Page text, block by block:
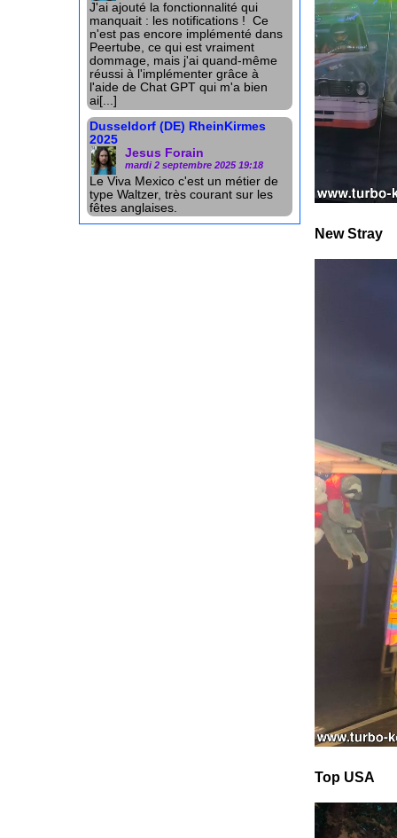
J'ai ajouté la fonctionnalité qui
manquait : les notifications ! Ce
n'est pas encore implémenté dans
Peertube, ce qui est vraiment
dommage, mais j'ai quand-même
réussi à l'implémenter grâce à
l'aide de Chat GPT qui m'a bien
ai[...]
Dusseldorf (DE) RheinKirmes
2025
Jesus Forain
mardi 2 septembre 2025 19:18
Le Viva Mexico c'est un métier de
type Waltzer, très courant sur les
fêtes anglaises.
New Stray
Top USA